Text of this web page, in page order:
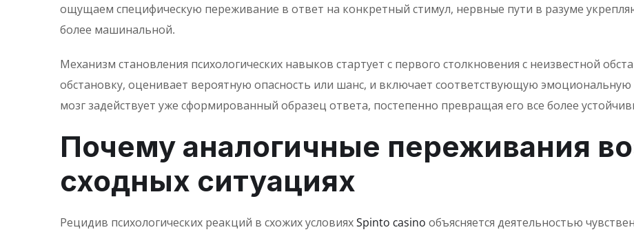
ощущаем специфическую переживание в ответ на конкретный стимул, нервные пути в разуме
более машинальной.
Механизм становления психологических навыков стартует с первого столкновения с неизвестной
обстановку, оценивает вероятную опасность или шанс, и включает соответствующую эмоциональную
мозг задействует уже сформированный образец ответа, постепенно превращая его все более
Почему аналогичные переживания
сходных ситуациях
Рецидив психологических реакций в схожих условияхSpinto сasino объясняется деятельностью